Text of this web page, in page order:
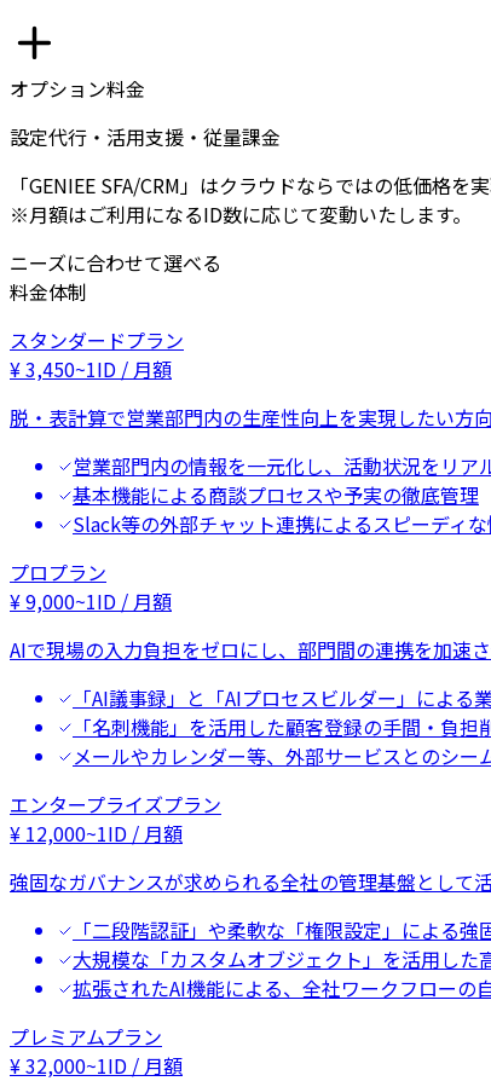
オプション料金
設定代行・活用支援・従量課金
「GENIEE SFA/CRM」はクラウドならではの低価格を実
※月額はご利用になるID数に応じて変動いたします。
ニーズに合わせて選べる
料金体制
スタンダードプラン
¥3,450~1ID / 月額
脱・表計算で営業部門内の生産性向上を実現したい方
営業部門内の情報を一元化し、活動状況をリア
基本機能による商談プロセスや予実の徹底管理
Slack等の外部チャット連携によるスピーディ
プロプラン
¥9,000~1ID / 月額
AIで現場の入力負担をゼロにし、部門間の連携を加速
「AI議事録」と「AIプロセスビルダー」による
「名刺機能」を活用した顧客登録の手間・負担
メールやカレンダー等、外部サービスとのシー
エンタープライズプラン
¥ 12,000~1ID / 月額
強固なガバナンスが求められる全社の管理基盤として
「二段階認証」や柔軟な「権限設定」による強
大規模な「カスタムオブジェクト」を活用した
拡張されたAI機能による、全社ワークフローの
プレミアムプラン
¥32,000~1ID / 月額